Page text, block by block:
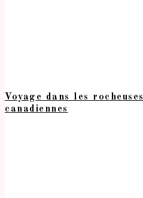
Voyage dans les rocheuses
canadiennes